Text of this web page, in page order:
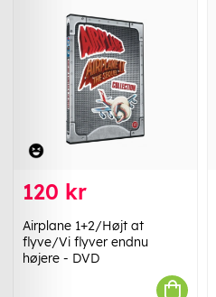
120 kr
Airplane 1+2/Højt at
flyve/Vi flyver endnu
højere - DVD